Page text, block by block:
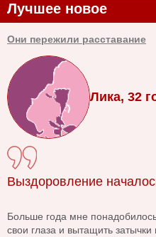
Лучшее новое
Они пережили расставание
Лика, 32
Выздоровление
Больше года мне
свои глаза и вытащить